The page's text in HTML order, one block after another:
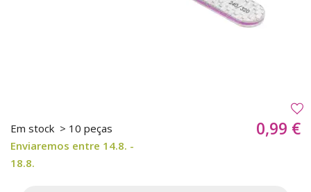
Em stock > 10 peças
Enviaremos entre 14.8. -
18.8.
0,99 €